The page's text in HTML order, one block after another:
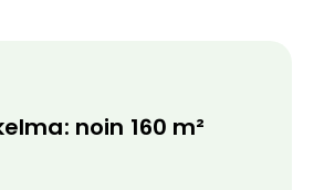
noin 160 m²